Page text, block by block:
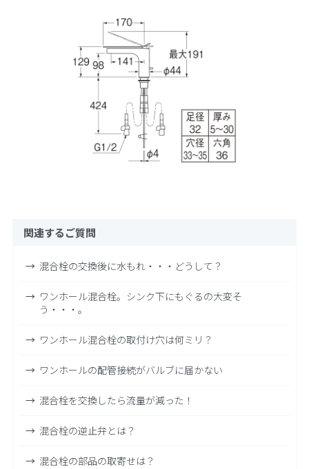
関連するご質問
混合栓の交換後に水もれ・・・どうして？
ワンホール混合栓。シンク下にもぐるの大変そ
う・・・。
ワンホール混合栓の取付け穴は何ミリ？
ワンホールの配管接続がバルブに届かない
混合栓を交換したら流量が減った！
混合栓の逆止弁とは？
混合栓の部品の取寄せは？